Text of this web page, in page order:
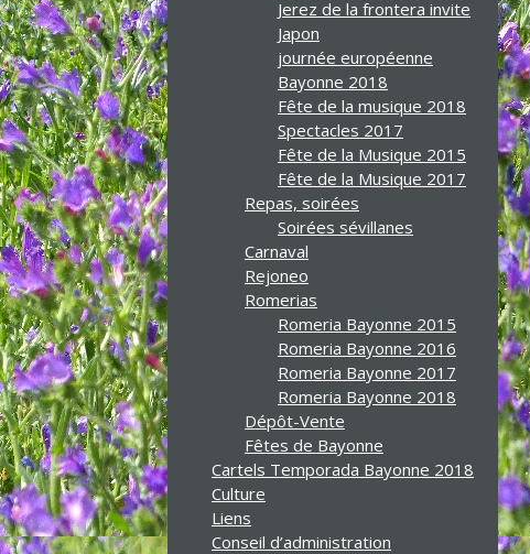
Jerez de la frontera invite
Japon
journée européenne
Bayonne 2018
Fête de la musique 2018
Spectacles 2017
Fête de la Musique 2015
Fête de la Musique 2017
Repas, soirées
Soirées sévillanes
Carnaval
Rejoneo
Romerias
Romeria Bayonne 2015
Romeria Bayonne 2016
Romeria Bayonne 2017
Romeria Bayonne 2018
Dépôt-Vente
Fêtes de Bayonne
Cartels Temporada Bayonne 2018
Culture
Liens
Conseil d’administration